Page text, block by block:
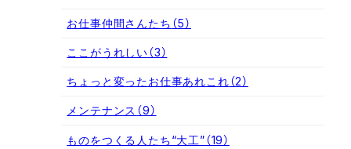
お仕事仲間さんたち （5）
ここがうれしい（3）
ちょっと変ったお仕事あれこれ（2）
メンテナンス （9）
ものをつくる人たち“大工”（19）